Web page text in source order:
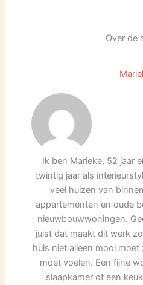
Over de
Ik ben Marieke, 52 jaar
twintig jaar als
veel huizen van
appartementen en oude
nieuwbouwwoningen.
juist dat maakt dit werk
huis niet alleen mooi
moet voelen. Een fijne
slaapkamer of een